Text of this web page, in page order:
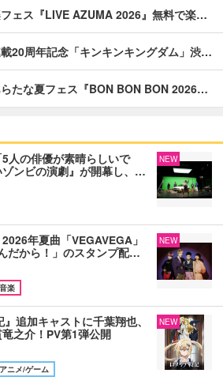
ェス『LIVE AZUMA 2026』無料で楽…
載20周年記念「キンキンキングダム」渋…
たな夏フェス『BON BON BON 2026…
人の俳優が素晴らしいで
ンビの演劇』が開幕し、…
NEW
年夏曲「VEGAVEGA」
だから！」のスタンプ配…
音楽
NEW
追加キャストに千葉翔也、
之介！PV第1弾公開
アニメ/ゲーム
NEW